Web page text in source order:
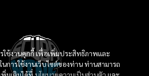
ใช้งานคุกกี้ เพื่อเพิ่มประสิทธิภาพและ
การใช้งานเว็บไซต์ของท่าน ท่านสามารถ